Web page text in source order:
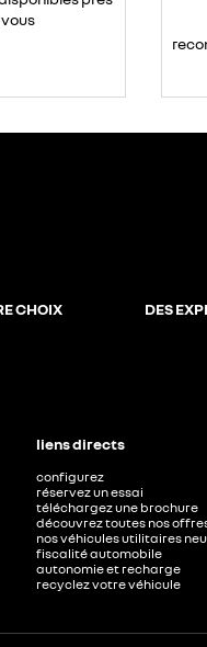
CHOIX DES
liens directs
configurez
réservez un essai
téléchargez une brochure
découvrez toutes nos
nos véhicules utilitaires
fiscalité automobile
autonomie et recharge
recyclez votre véhicule